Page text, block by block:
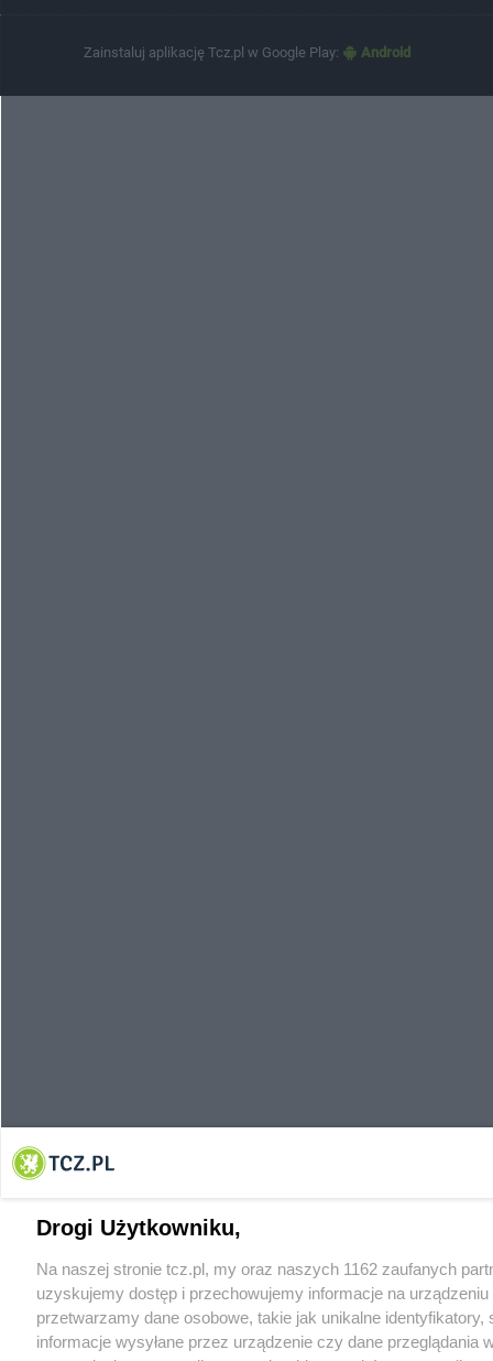
Zainstaluj aplikację Tcz.pl w Google Play: Android
Drogi Użytkowniku,
Na naszej stronie tcz.pl, my oraz naszych 1162 zaufanych
uzyskujemy dostęp i przechowujemy informacje na urządzeniu
przetwarzamy dane osobowe, takie jak unikalne identyfikatory,
informacje wysyłane przez urządzenie czy dane przeglądania